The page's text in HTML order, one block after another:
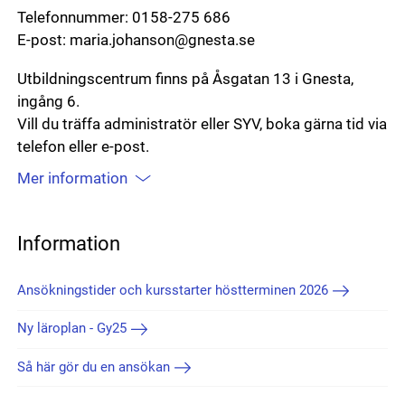
Telefonnummer: 0158-275 686
E-post: maria.johanson@gnesta.se
Utbildningscentrum finns på Åsgatan 13 i Gnesta,
ingång 6.
Vill du träffa administratör eller SYV, boka gärna tid via
telefon eller e-post.
Mer information
Information
Ansökningstider och kursstarter höstterminen 2026
Ny läroplan - Gy25
Så här gör du en ansökan